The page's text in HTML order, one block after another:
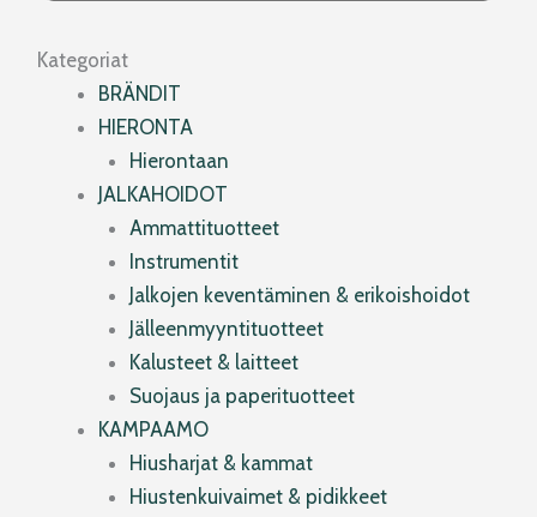
Kategoriat
BRÄNDIT
HIERONTA
Hierontaan
JALKAHOIDOT
Ammattituotteet
Instrumentit
Jalkojen keventäminen & erikoishoidot
Jälleenmyyntituotteet
Kalusteet & laitteet
Suojaus ja paperituotteet
KAMPAAMO
Hiusharjat & kammat
Hiustenkuivaimet & pidikkeet